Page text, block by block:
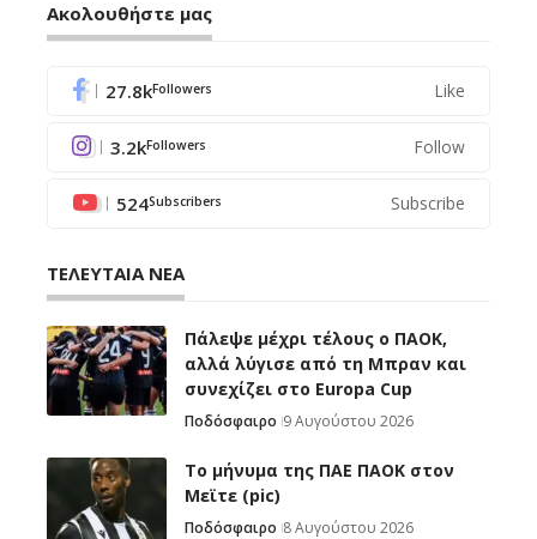
Ακολουθήστε μας
27.8kFollowers Like
3.2kFollowers Follow
524Subscribers Subscribe
ΤΕΛΕΥΤΑΙΑ ΝΕΑ
Πάλεψε μέχρι τέλους ο ΠΑΟΚ,
αλλά λύγισε από τη Μπραν και
συνεχίζει στο Europa Cup
Ποδόσφαιρο 9 Αυγούστου 2026
Το μήνυμα της ΠΑΕ ΠΑΟΚ στον
Μεϊτε (pic)
Ποδόσφαιρο 8 Αυγούστου 2026